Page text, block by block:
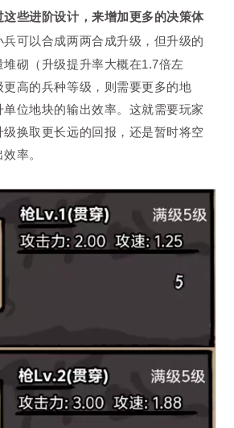
些进阶设计，来增加更多的决策体
兵可以合成两两合成升级，但升级的
砌（升级提升率大概在1.7倍左
高的兵种等级，则需要更多的地
位地块的输出效率。这就需要玩家
换取更长远的回报，还是暂时将空
率。